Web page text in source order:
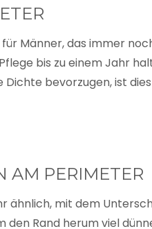
Männer, das immer
bis zu einem Jahr
bevorzugen, ist
AM PERIMETER
ähnlich, mit dem
Rand herum viel